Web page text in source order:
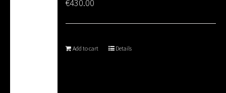
€430.00
Add to cart Details